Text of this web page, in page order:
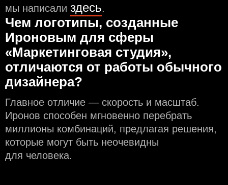
мы написали здесь.
Чем логотипы, созданные
Ироновым для сферы
«Маркетинговая студия»,
отличаются от работы обычного
дизайнера?
Главное отличие — скорость и масштаб.
Иронов способен мгновенно перебрать
миллионы комбинаций, предлагая решения,
которые могут быть неочевидны
для человека.